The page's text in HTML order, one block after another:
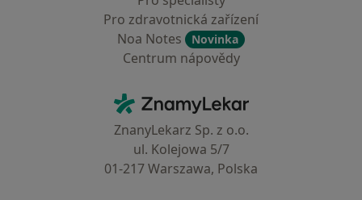
Pro zdravotnická zařízení
Noa Notes
Novinka
Centrum nápovědy
ZnamyLekar - Hlavní stránka
ZnanyLekarz Sp. z o.o.
ul. Kolejowa 5/7
01-217 Warszawa, Polska